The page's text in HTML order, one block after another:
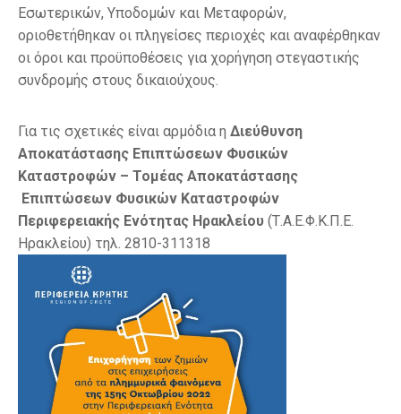
Εσωτερικών, Υποδομών και Μεταφορών,
οριοθετήθηκαν οι πληγείσες περιοχές και αναφέρθηκαν
οι όροι και προϋποθέσεις για χορήγηση στεγαστικής
συνδρομής στους δικαιούχους.
Για τις σχετικές είναι αρμόδια η Διεύθυνση
Αποκατάστασης Επιπτώσεων Φυσικών
Καταστροφών – Τομέας Αποκατάστασης
Επιπτώσεων Φυσικών Καταστροφών
Περιφερειακής Ενότητας Ηρακλείου (Τ.Α.Ε.Φ.Κ.Π.Ε.
Ηρακλείου) τηλ. 2810-311318